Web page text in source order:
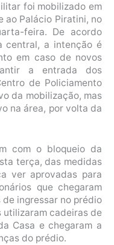
foi mobilizado em
ao Palácio Piratini, no
feira. De acordo
central, a intenção é
em caso de novos
a entrada dos
de Policiamento
da mobilização, mas
na área, por volta da
com o bloqueio da
terça, das medidas
ver aprovadas para
que chegaram
ingressar no prédio
utilizaram cadeiras de
Casa e chegaram a
do prédio.